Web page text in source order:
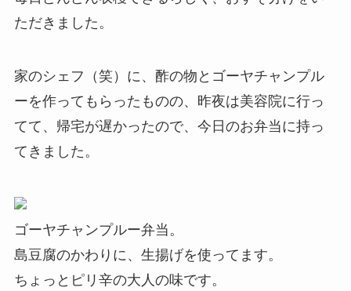
ただきました。
家のシェフ（笑）に、酢の物とゴーヤチャンプル
ーを作ってもらったものの、昨夜は美容院に行っ
てて、帰宅が遅かったので、今日のお弁当に持っ
てきました。
ゴーヤチャンプルー弁当。
島豆腐のかわりに、生揚げを使ってます。
ちょっとピリ辛の大人の味です。